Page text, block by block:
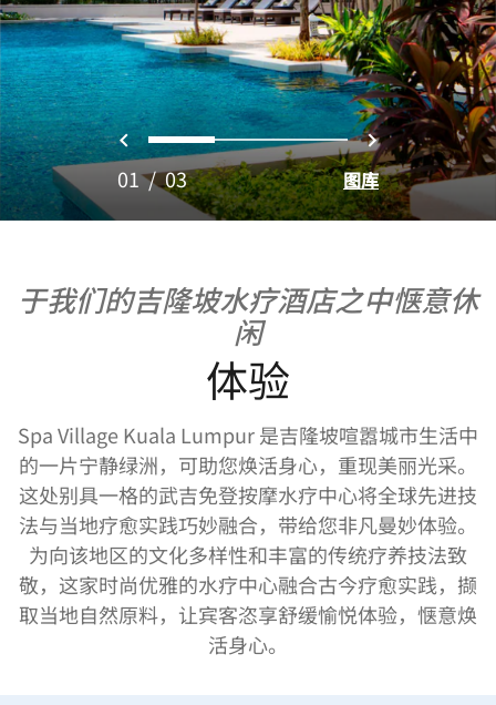
上一页
0 1 2 下一页
01/03 图库
于我们的吉隆坡水疗酒店之中惬意休
闲
体验
Spa Village Kuala Lumpur 是吉隆坡喧嚣城市生活中
的一片宁静绿洲，可助您焕活身心，重现美丽光采。
这处别具一格的武吉免登按摩水疗中心将全球先进技
法与当地疗愈实践巧妙融合，带给您非凡曼妙体验。
为向该地区的文化多样性和丰富的传统疗养技法致
敬，这家时尚优雅的水疗中心融合古今疗愈实践，撷
取当地自然原料，让宾客恣享舒缓愉悦体验，惬意焕
活身心。